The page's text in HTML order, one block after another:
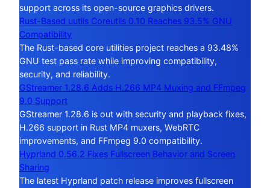
support across its open-source graphics drivers.
Rust-Based uutils Coreutils 0.10 Reaches 93.5% GNU
Compatibility
The Rust-based core utilities project reaches a 93.48%
GNU test pass rate while improving compatibility,
security, and reliability.
GStreamer 1.28.6 Adds H.266 MP4 Muxing and FFmpeg
9.0 Support
GStreamer 1.28.6 is out with security and playback fixes,
H.266 support in Rust MP4 muxers, WebRTC
improvements, and FFmpeg 9.0 compatibility.
Hyprland 0.56.2 Fixes Fullscreen Behavior and Screen
Sharing
The latest Hyprland patch release improves fullscreen